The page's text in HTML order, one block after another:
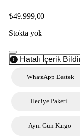
₺49.999,00
Stokta yok
Hatalı İçerik
WhatsApp Destek
Hediye Paketi
Aynı Gün Kargo